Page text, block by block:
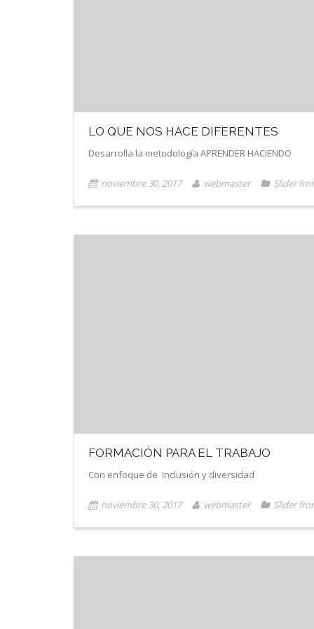
LO QUE NOS HACE DIFERENTES
Desarrolla la metodología APRENDER HACIENDO
noviembre 30, 2017 webmaster Slider
FORMACIÓN PARA EL TRABAJO
Con enfoque de Inclusión y diversidad
noviembre 30, 2017 webmaster Slider